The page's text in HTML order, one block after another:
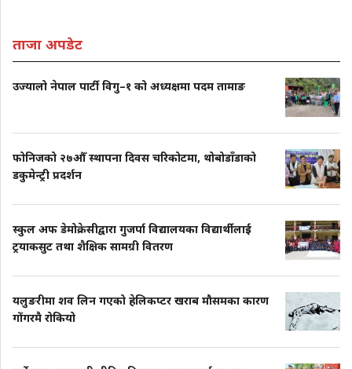
ताजा अपडेट
उज्यालो नेपाल पार्टी विगु–१ को अध्यक्षमा पदम तामाङ
फोनिजको २७औँ स्थापना दिवस चरिकोटमा, थोबोडाँडाको
डकुमेन्ट्री प्रदर्शन
स्कुल अफ डेमोक्रेसीद्वारा गुजर्पा विद्यालयका विद्यार्थीलाई
ट्रयाकसुट तथा शैक्षिक सामग्री वितरण
यलुङरीमा शव लिन गएको हेलिकप्टर खराब मौसमका कारण
गोंगरमै रोकियो